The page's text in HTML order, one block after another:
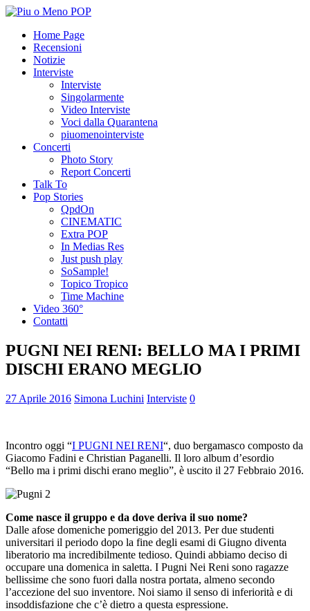
Home Page
Recensioni
Notizie
Interviste
Interviste
Singolarmente
Video Interviste
Voci dalla Quarantena
piuomenointerviste
Concerti
Photo Story
Report Concerti
Talk To
Pop Stories
QpdOn
CINEMATIC
Extra POP
In Medias Res
Just push play
SoSample!
Topico Tropico
Time Machine
Video 360°
Contatti
PUGNI NEI RENI: BELLO MA I PRIMI
DISCHI ERANO MEGLIO
27 Aprile 2016 Simona Luchini Interviste 0
Incontro oggi “I PUGNI NEI RENI“, duo bergamasco composto da
Giacomo Fadini e Christian Paganelli. Il loro album d’esordio
“Bello ma i primi dischi erano meglio”, è uscito il 27 Febbraio 2016.
Come nasce il gruppo e da dove deriva il suo nome?
Dalle afose domeniche pomeriggio del 2013. Per due studenti
universitari il periodo dopo la fine degli esami di Giugno diventa
liberatorio ma incredibilmente tedioso. Quindi abbiamo deciso di
occupare una domenica in saletta. I Pugni Nei Reni sono ragazze
bellissime che sono fuori dalla nostra portata, almeno secondo
l’accezione del suo inventore. Noi siamo il senso di inferiorità e di
insoddisfazione che c’è dietro a questa espressione.